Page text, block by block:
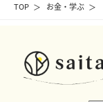
TOP お金・学ぶ